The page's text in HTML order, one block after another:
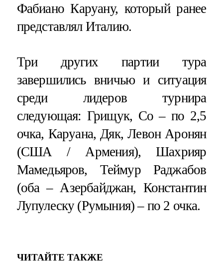
Фабиано Каруану, который ранее
представлял Италию.
Три других партии тура
завершились вничью и ситуация
среди лидеров турнира
следующая: Грищук, Со – по 2,5
очка, Каруана, Дяк, Левон Аронян
(США / Армения), Шахрияр
Мамедьяров, Теймур Раджабов
(оба – Азербайджан, Константин
Лупулеску (Румыния) – по 2 очка.
ЧИТАЙТЕ ТАКЖЕ